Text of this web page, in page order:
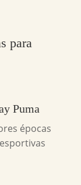
para
Puma
épocas